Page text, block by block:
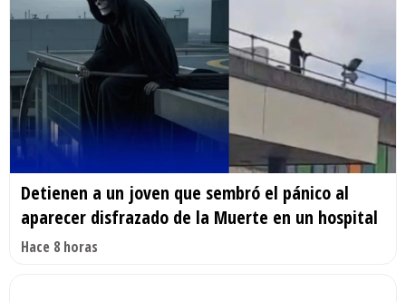
Detienen a un joven que sembró el pánico al
aparecer disfrazado de la Muerte en un hospital
Hace 8 horas